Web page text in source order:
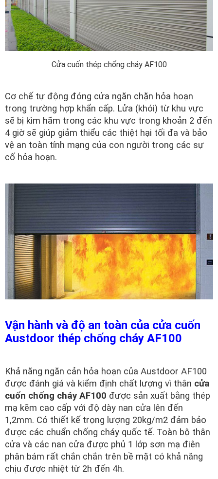
Cửa cuốn thép chống cháy AF100
Cơ chế tự động đóng cửa ngăn chặn hỏa hoạn
trong trường hợp khẩn cấp. Lửa (khói) từ khu vực
sẽ bị kìm hãm trong các khu vực trong khoản 2 đến
4 giờ sẽ giúp giảm thiểu các thiệt hại tối đa và bảo
vệ an toàn tính mạng của con người trong các sự
cố hỏa hoạn.
Vận hành và độ an toàn của cửa cuốn
Austdoor thép chống cháy AF100
Khả năng ngăn cản hỏa hoạn của Austdoor AF100
được đánh giá và kiểm định chất lượng vì thân cửa
cuốn chống cháy AF100 được sản xuất bằng thép
mạ kẽm cao cấp với độ dày nan cửa lên đến
1,2mm. Có thiết kế trọng lượng 20kg/m2 đảm bảo
được các chuẩn chống cháy quốc tế. Toàn bộ thân
cửa và các nan cửa được phủ 1 lớp sơn mạ điên
phân bám rất chắn chắn trên bề mặt có khả năng
chịu được nhiệt từ 2h đến 4h.